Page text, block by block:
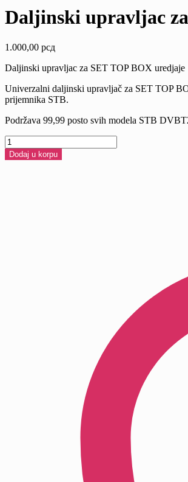
Daljinski upravljac
1.000,00 рсд
Daljinski upravljac za SET TOP BOX uredjaje
Univerzalni daljinski upravljač za SET TOP
prijemnika STB.
Podržava 99,99 posto svih modela STB
Daljinski
upravljac
za
Dodaj u korpu